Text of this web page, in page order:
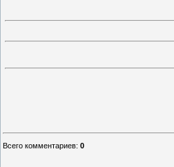
Всего комментариев: 0